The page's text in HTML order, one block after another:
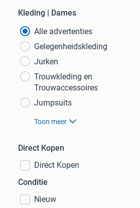
Kleding | Dames
Alle advertenties
Gelegenheidskleding
Jurken
Trouwkleding en
Trouwaccessoires
Jumpsuits
Toon meer
Direct Kopen
Direct Kopen
Conditie
Nieuw